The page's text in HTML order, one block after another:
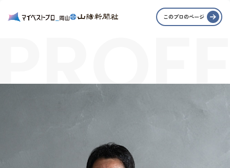
このプロのページ